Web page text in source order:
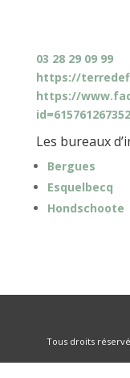
03 28 29 09 99
https://
https://
Les bureaux
Bergues
Esquelbecq
Hondschoote
Tous droits